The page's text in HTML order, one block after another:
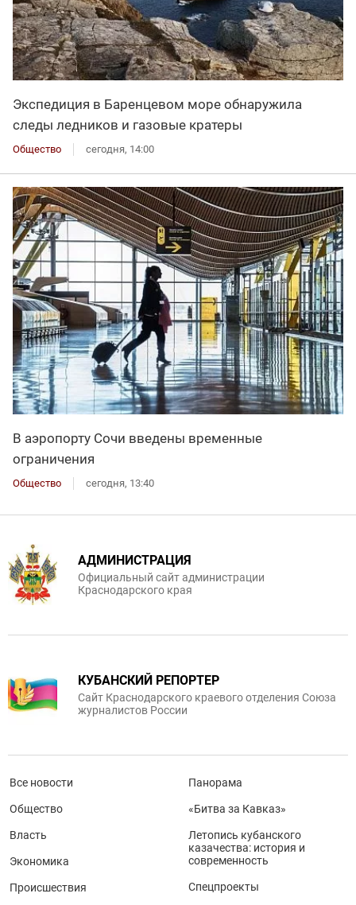
Экспедиция в Баренцевом море обнаружила
следы ледников и газовые кратеры
Общество сегодня, 14:00
В аэропорту Сочи введены временные
ограничения
Общество сегодня, 13:40
АДМИНИСТРАЦИЯ
Официальный сайт администрации
Краснодарского края
КУБАНСКИЙ РЕПОРТЕР
Сайт Краснодарского краевого отделения Союза
журналистов России
Все новости
Общество
Власть
Экономика
Происшествия
Панорама
«Битва за Кавказ»
Летопись кубанского
казачества: история и
современность
Спецпроекты